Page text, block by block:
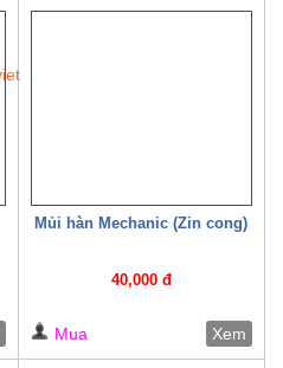
Mủi hàn Mechanic (Zin cong)
40,000 đ
Mua Xem